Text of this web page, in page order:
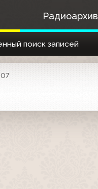
Радиоархив
поиск записей